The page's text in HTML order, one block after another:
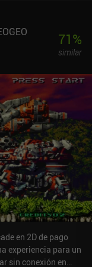
el juego incluye
dos minutos para
un editor de niveles
encaja a la
con una buena
nuestra tabla y
la ropa y los
la moneda
premium con una
forzados. Un iAP
incluido el
diferentes
A pesar de
el mejor
la fecha.
71%
similar
en 2D de pago
experiencia para un
sin conexión en